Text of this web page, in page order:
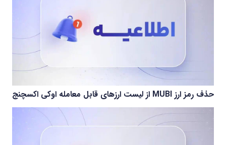
حذف رمز ارز MUBI از لیست ارزهای قابل معامله اوکی اکسچنج